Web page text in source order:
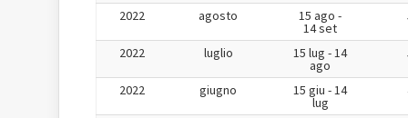
2022 agosto 15 ago -
14 set
2022 luglio 15 lug - 14
ago
2022 giugno 15 giu - 14
lug